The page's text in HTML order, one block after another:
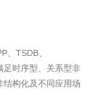
、TSDB、
足时序型、关系型非
结构化及不同应用场